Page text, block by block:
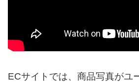
ECサイトでは、商品写真がユ